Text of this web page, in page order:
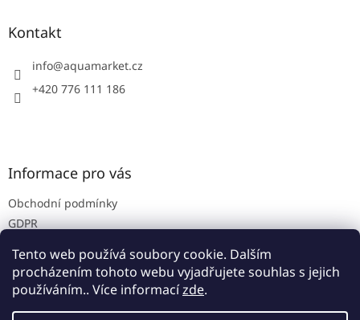
Tento web používá soubory cookie. Dalším
procházením tohoto webu vyjadřujete souhlas s jejich
používáním.. Více informacízde.
Kontakt
info@aquamarket.cz
+420 776 111 186
Informace pro vás
Obchodní podmínky
GDPR
Kontakty